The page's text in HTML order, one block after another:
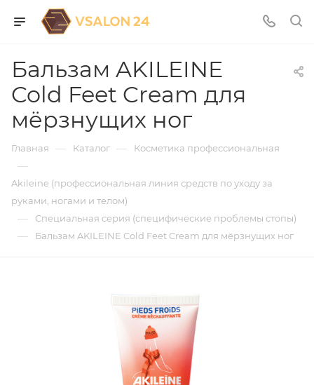
Бальзам AKILEINE
Cold Feet Cream для
мёрзнущих ног
Главная — Каталог — Косметика профессиональная
—
Akileine (профессиональная линия средств по уходу за
руками, ногами и телом)
— Специальная серия (специфические проблемы стопы)
— Бальзам AKILEINE Cold Feet Cream для мёрзнущих ног